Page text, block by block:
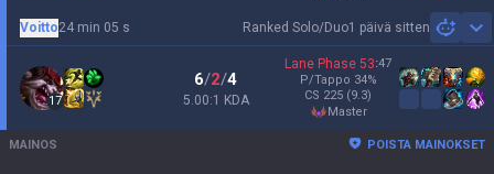
Ranked Solo/Duo1 päivä sitten
Voitto24 min 05 s
17
6/2/4
5.00:1 KDA
Lane Phase 53:47
P/Tappo 34%
CS 225 (9.3)
master
MAINOS POISTA MAINOKSET